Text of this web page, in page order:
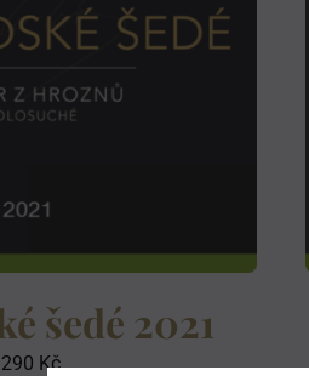
šedé 2021
290 Kč